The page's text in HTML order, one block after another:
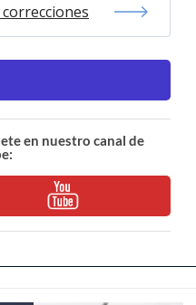
en nuestro canal de